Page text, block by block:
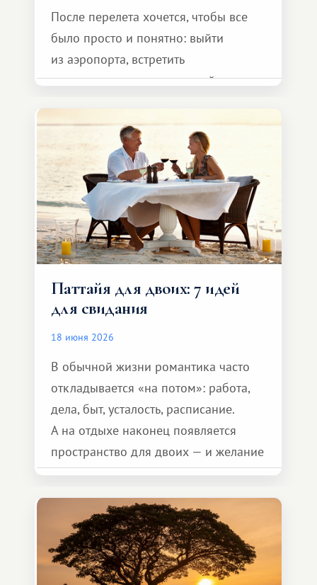
После перелета хочется, чтобы все
было просто и понятно: выйти
из аэропорта, встретить
представителя транспортной
и спокойно доехать до курорта.
Паттайя для двоих: 7 идей
для свидания
18 июня 2026
В обычной жизни романтика часто
откладывается «на потом»: работа,
дела, быт, усталость, расписание.
А на отдыхе наконец появляется
пространство для двоих — и желание
сделать для близкого человека что-то
особенное. Не обязательно
масштабное, но тёплое
и запоминающееся :)